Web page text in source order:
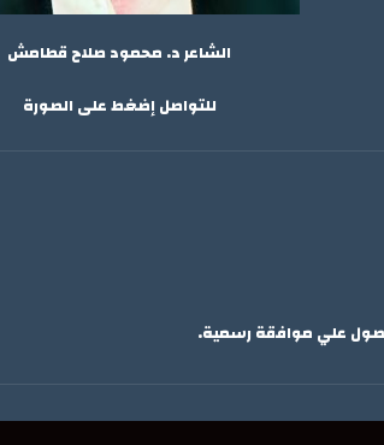
الشاعر د. محمود صلاح قطامش
للتواصل إضغط على الصورة
علي موافقة رسمية.